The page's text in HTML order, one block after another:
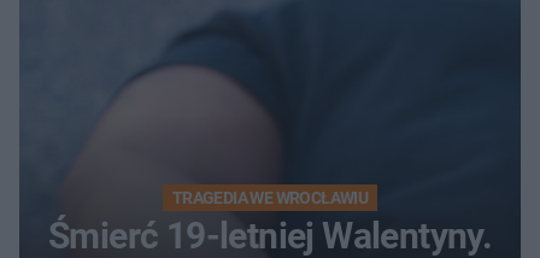
TRAGEDIA WE WROCŁAWIU
Śmierć 19-letniej Walentyny.